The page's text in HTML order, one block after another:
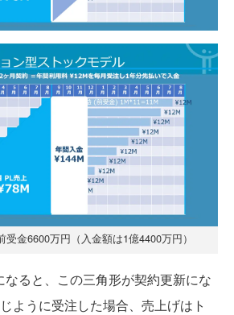
受金6600万円（入金額は1億4400万円）
ると、この三角形が契約更新にな
ように受注した場合、売上げはト